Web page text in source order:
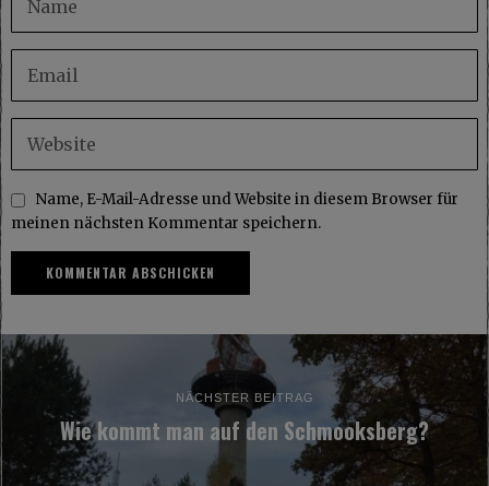
Name, E-Mail-Adresse und Website in diesem Browser für
meinen nächsten Kommentar speichern.
NÄCHSTER BEITRAG
Wie kommt man auf den Schmooksberg?